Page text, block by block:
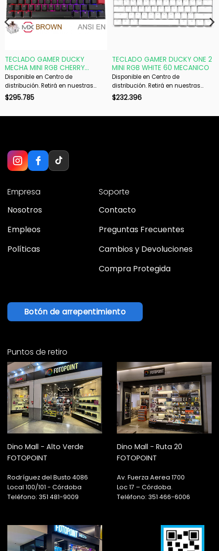
TECLADO GAMER DUCKY
MECHA MINI RGB CHERRY
BROWN RGB PBT DOUBLE-SHOT
60
Disponible en Centro de
distribución. Retirá en nuestras
sucursales en 48 hs hábiles. Si es
$295.785
TECLADO GAMER DUCKY ONE 2
MINI RGB WHITE 60 MECANICO
Disponible en Centro de
distribución. Retirá en nuestras
sucursales en 48 hs hábiles. Si es
$232.396
Empresa
Nosotros
Empleos
Políticas
Soporte
Contacto
Preguntas Frecuentes
Cambios y Devoluciones
Compra Protegida
Botón de arrepentimiento
Puntos de retiro
Dino Mall - Alto Verde
FOTOPOINT
Rodríguez del Busto 4086
Local 100/101 - Córdoba
Teléfono: 351 481-9009
Dino Mall - Ruta 20
FOTOPOINT
Av. Fuerza Aerea 1700
Loc 17 – Córdoba.
Teléfono: 351 466-6006